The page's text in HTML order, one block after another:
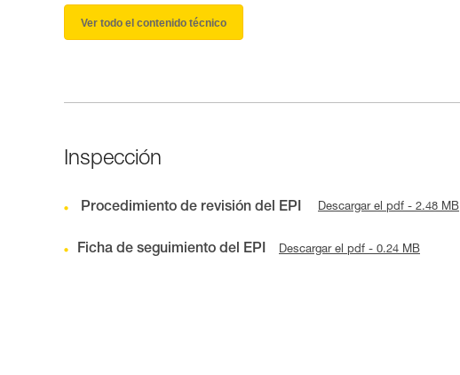
Ver todo el contenido técnico
Inspección
Procedimiento de revisión del EPI Descargar el pdf - 2.48 MB
Ficha de seguimiento del EPI Descargar el pdf - 0.24 MB